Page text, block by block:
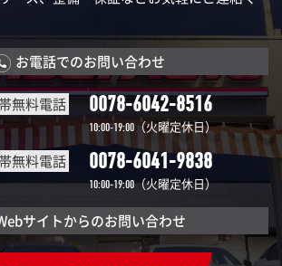
お電話でのお問い合わせ
無料電話 0078-6042-8516
10:00-19:00 （火曜定休日）
無料電話 0078-6041-9838
10:00-19:00（火曜定休日）
サイトからのお問い合わせ